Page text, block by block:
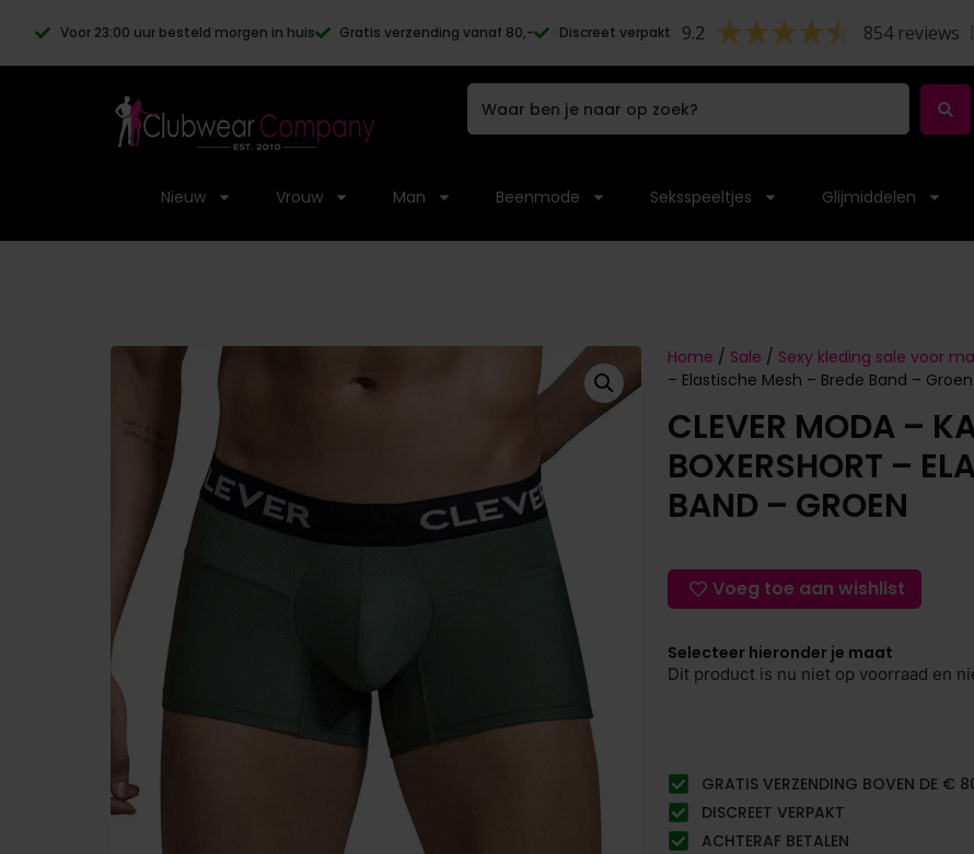
Voor 23:00 uur besteld morgen in huis Gratis verzending vanaf 80,- Discreet verpakt 9.2 854 reviews
Nieuw Vrouw Man Beenmode Seksspeeltjes Glijmiddelen
Home / Sale / Sexy kleding sale voor
– Elastische Mesh – Brede Band – Groen
CLEVER MODA –
BOXERSHORT –
BAND – GROEN
Voeg toe aan wishlist
Selecteer hieronder je maat
Dit product is nu niet op voorraad en
GRATIS VERZENDING BOVEN DE €
DISCREET VERPAKT
ACHTERAF BETALEN